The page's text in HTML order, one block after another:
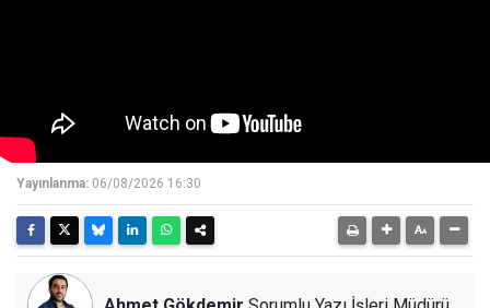
Yayınlanma: 06/08/2026 16:30